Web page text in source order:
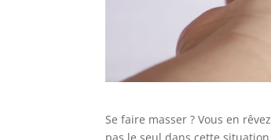
Se faire masser ? Vous en